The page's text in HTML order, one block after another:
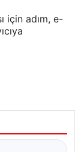
için adım, e-